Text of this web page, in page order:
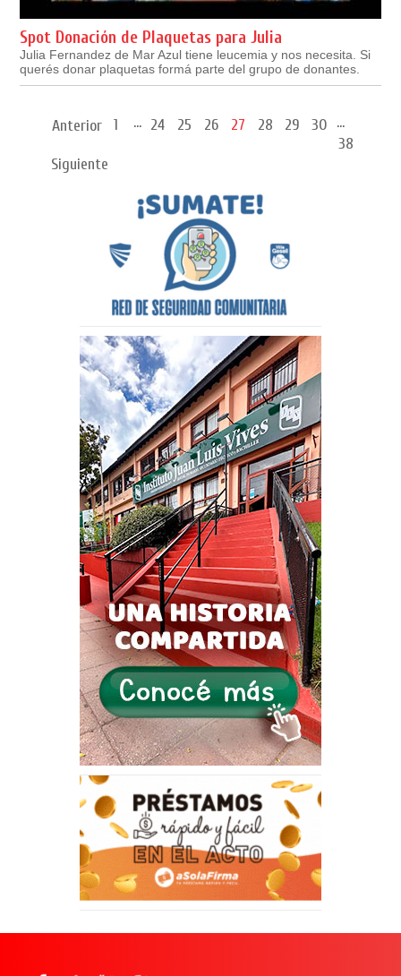
Spot Donación de Plaquetas para Julia
Julia Fernandez de Mar Azul tiene leucemia y nos necesita. Si
querés donar plaquetas formá parte del grupo de donantes.
Anterior 1 ... 24 25 26 27 28 29 30 ...
38
Siguiente